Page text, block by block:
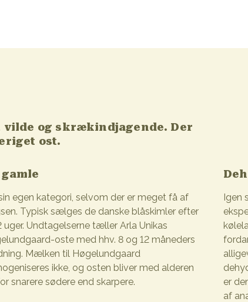
vilde og skrækindjagende. Der
ost.
gamle
egen kategori, selvom der er meget få af
Typisk sælges de danske blåskimler efter
uger. Undtagelserne tæller Arla Unikas
oste med hhv. 8 og 12 måneders
Mælken til Høgelundgaard
ikke, og osten bliver med alderen
snarere sødere end skarpere.
Igen
er
af